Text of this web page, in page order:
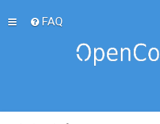
FAQ